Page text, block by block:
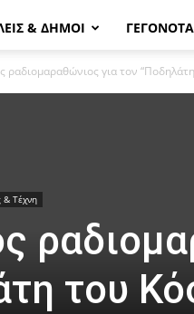
& ΔΗΜΟΙ
ραδιομαραθώνιος για τον
& Τέχνη
του